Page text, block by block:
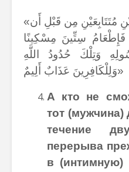
«فَمَن لَّمْ يَجِدْ فَصِيَامُ شَهْرَيْنِ مُتَتَابِعَيْنِ مِن قَبْلِ أَن
سِتِّينَ مِسْكِينًا
وَتِلْكَ حُدُودُ اللَّهِ
وَلِلْكَافِرِينَ عَذَابٌ أَلِيمٌ»
А кто не
тот (мужчина)
течение
перерыва
в (интимную)